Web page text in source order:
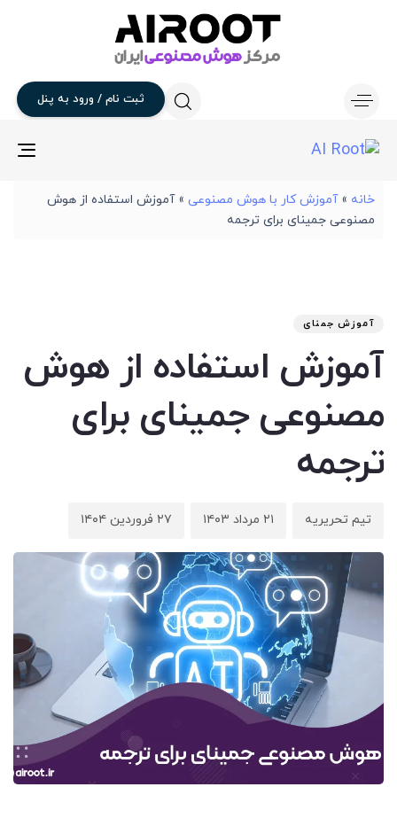
ثبت نام / ورود به پنل
خانه »آموزش کار با هوش مصنوعی »آموزش استفاده از هوش
مصنوعی جمینای برای ترجمه
آموزش جمنای
آموزش استفاده از هوش
مصنوعی جمینای برای
ترجمه
تیم تحریریه ۲۱ مرداد ۱۴۰۳ ۲۷ فروردین ۱۴۰۴